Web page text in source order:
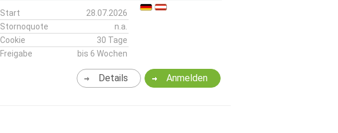
Start
28.07.2026
Stornoquote
n.a.
Cookie
30 Tage
Freigabe
bis 6 Wochen
Anmelden
Details